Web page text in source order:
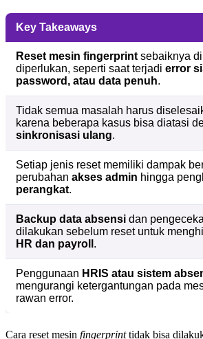
Key Takeaways
Reset mesin fingerprint sebaiknya
diperlukan, seperti saat terjadi error
password, atau data penuh.
Tidak semua masalah harus
karena beberapa kasus bisa diatasi
sinkronisasi ulang.
Setiap jenis reset memiliki dampak
perubahan akses admin hingga
perangkat.
Backup data absensi dan
dilakukan sebelum reset untuk
HR dan payroll .
Penggunaan HRIS atau sistem
mengurangi ketergantungan pada
rawan error.
Cara reset mesin fingerprinttidak bisa